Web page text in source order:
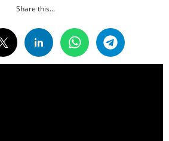
Share this...